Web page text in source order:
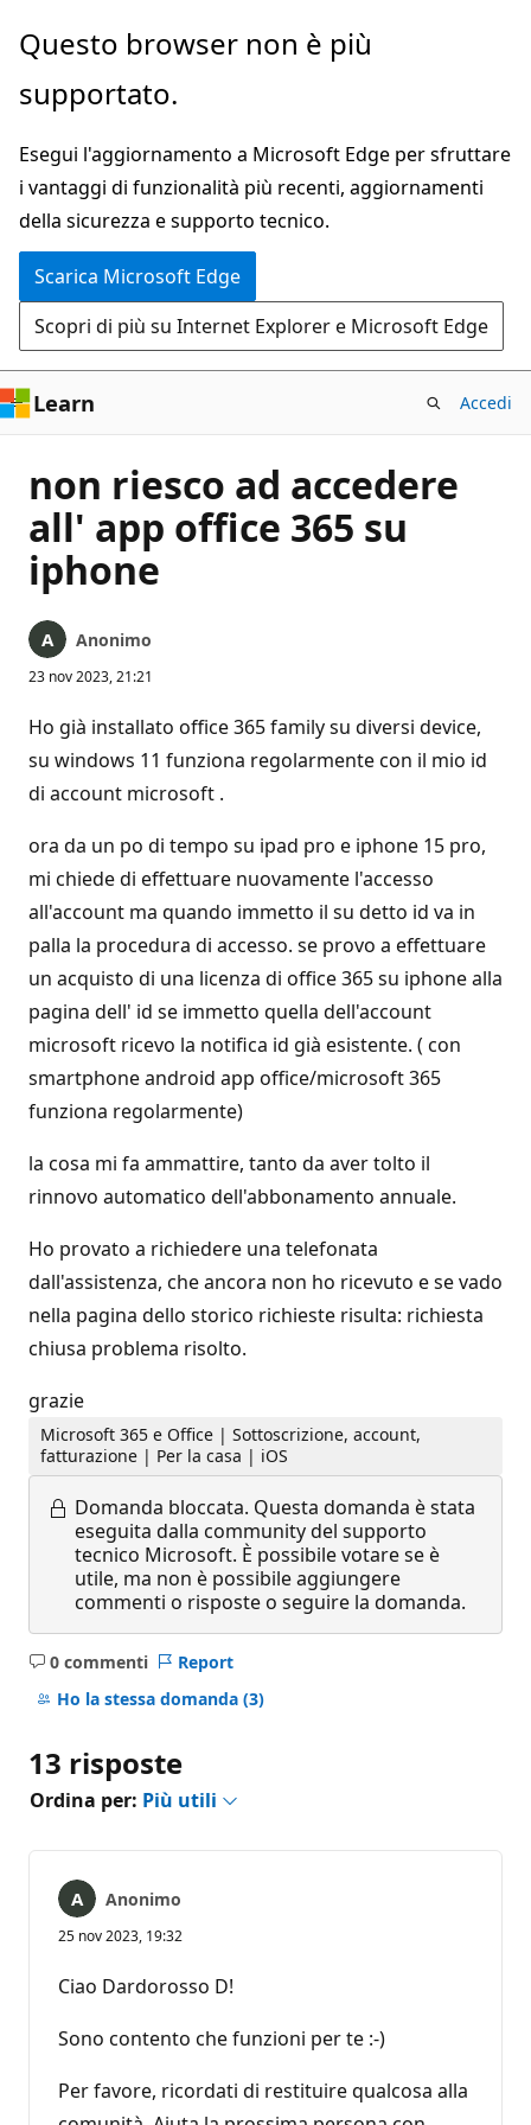
Ignora
passa
contenuto
principale
Questo browser non è più
supportato.
Esegui l'aggiornamento a Microsoft Edge per sfruttare
i vantaggi di funzionalità più recenti, aggiornamenti
della sicurezza e supporto tecnico.
Scarica Microsoft Edge
Scopri di più su Internet Explorer e Microsoft Edge
Learn Accedi
non riesco ad accedere
all' app office 365 su
iphone
Anonimo
23 nov 2023, 21:21
Ho già installato office 365 family su diversi device,
su windows 11 funziona regolarmente con il mio id
di account microsoft .
ora da un po di tempo su ipad pro e iphone 15 pro,
mi chiede di effettuare nuovamente l'accesso
all'account ma quando immetto il su detto id va in
palla la procedura di accesso. se provo a effettuare
un acquisto di una licenza di office 365 su iphone alla
pagina dell' id se immetto quella dell'account
microsoft ricevo la notifica id già esistente. ( con
smartphone android app office/microsoft 365
funziona regolarmente)
la cosa mi fa ammattire, tanto da aver tolto il
rinnovo automatico dell'abbonamento annuale.
Ho provato a richiedere una telefonata
dall'assistenza, che ancora non ho ricevuto e se vado
nella pagina dello storico richieste risulta: richiesta
chiusa problema risolto.
grazie
Microsoft 365 e Office | Sottoscrizione, account,
fatturazione | Per la casa | iOS
Domanda bloccata. Questa domanda è stata
eseguita dalla community del supporto
tecnico Microsoft. È possibile votare se è
utile, ma non è possibile aggiungere
commenti o risposte o seguire la domanda.
0 commenti
Nessun
commento
Report
Ho la stessa domanda (3)
13 risposte
Ordina per: Più utili
Anonimo
25 nov 2023, 19:32
Ciao Dardorosso D!
Sono contento che funzioni per te :-)
Per favore, ricordati di restituire qualcosa alla